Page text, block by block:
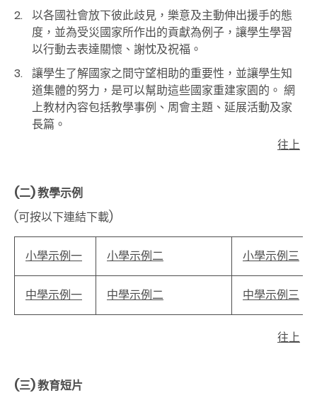
以各國社會放下彼此歧見，樂意及主動伸出援手的態
度，並為受災國家所作出的貢獻為例子，讓學生學習
以行動去表達關懷、謝忱及祝福。
讓學生了解國家之間守望相助的重要性，並讓學生知
道集體的努力，是可以幫助這些國家重建家園的。 網
上教材內容包括教學事例、周會主題、延展活動及家
長篇。
往上
(二)教學示例
(可按以下連結下載)
小學示例一 小學示例二 小學示例三
中學示例一 中學示例二 中學示例三
往上
(三)教育短片